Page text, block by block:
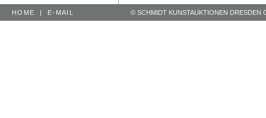
HOME | E-MAIL © SCHMIDT KUNSTAUKTIONEN DRESDEN